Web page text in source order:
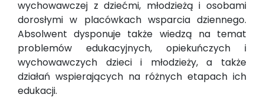
wychowawczej z dziećmi, młodzieżą i osobami
dorosłymi w placówkach wsparcia dziennego.
Absolwent dysponuje także wiedzą na temat
problemów edukacyjnych, opiekuńczych i
wychowawczych dzieci i młodzieży, a także
działań wspierających na różnych etapach ich
edukacji.